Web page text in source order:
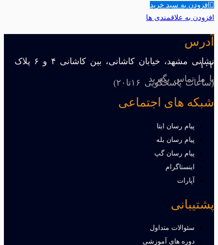
افزودن به سبد خرید
افزودن به علاقمندی ها
آدرس
نشانی مشهد، خیابان کاشانی، بین کاشانی ۴ و ۶ پلاک
۱۰۲
با ما تماس بگیرید
(ساعات پاسخگویی ۱۶تا۲۰)
شبکه های اجتماعی
پیام رسان ایتا
پیام رسان بله
پیام رسان گپ
اینستاگرام
آپارات
پشتیبانی
سئوالات متداول
دوره های آموزشی